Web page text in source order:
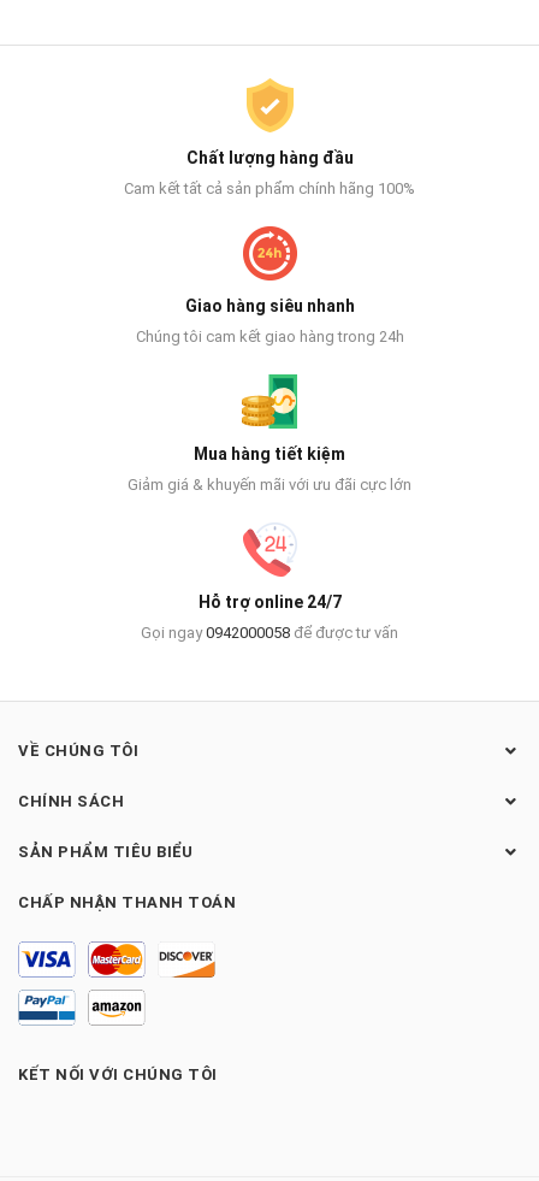
Chất lượng hàng đầu
Cam kết tất cả sản phẩm chính hãng 100%
Giao hàng siêu nhanh
Chúng tôi cam kết giao hàng trong 24h
Mua hàng tiết kiệm
Giảm giá & khuyến mãi với ưu đãi cực lớn
Hỗ trợ online 24/7
Gọi ngay0942000058 để được tư vấn
VỀ CHÚNG TÔI
CHÍNH SÁCH
SẢN PHẨM TIÊU BIỂU
CHẤP NHẬN THANH TOÁN
KẾT NỐI VỚI CHÚNG TÔI